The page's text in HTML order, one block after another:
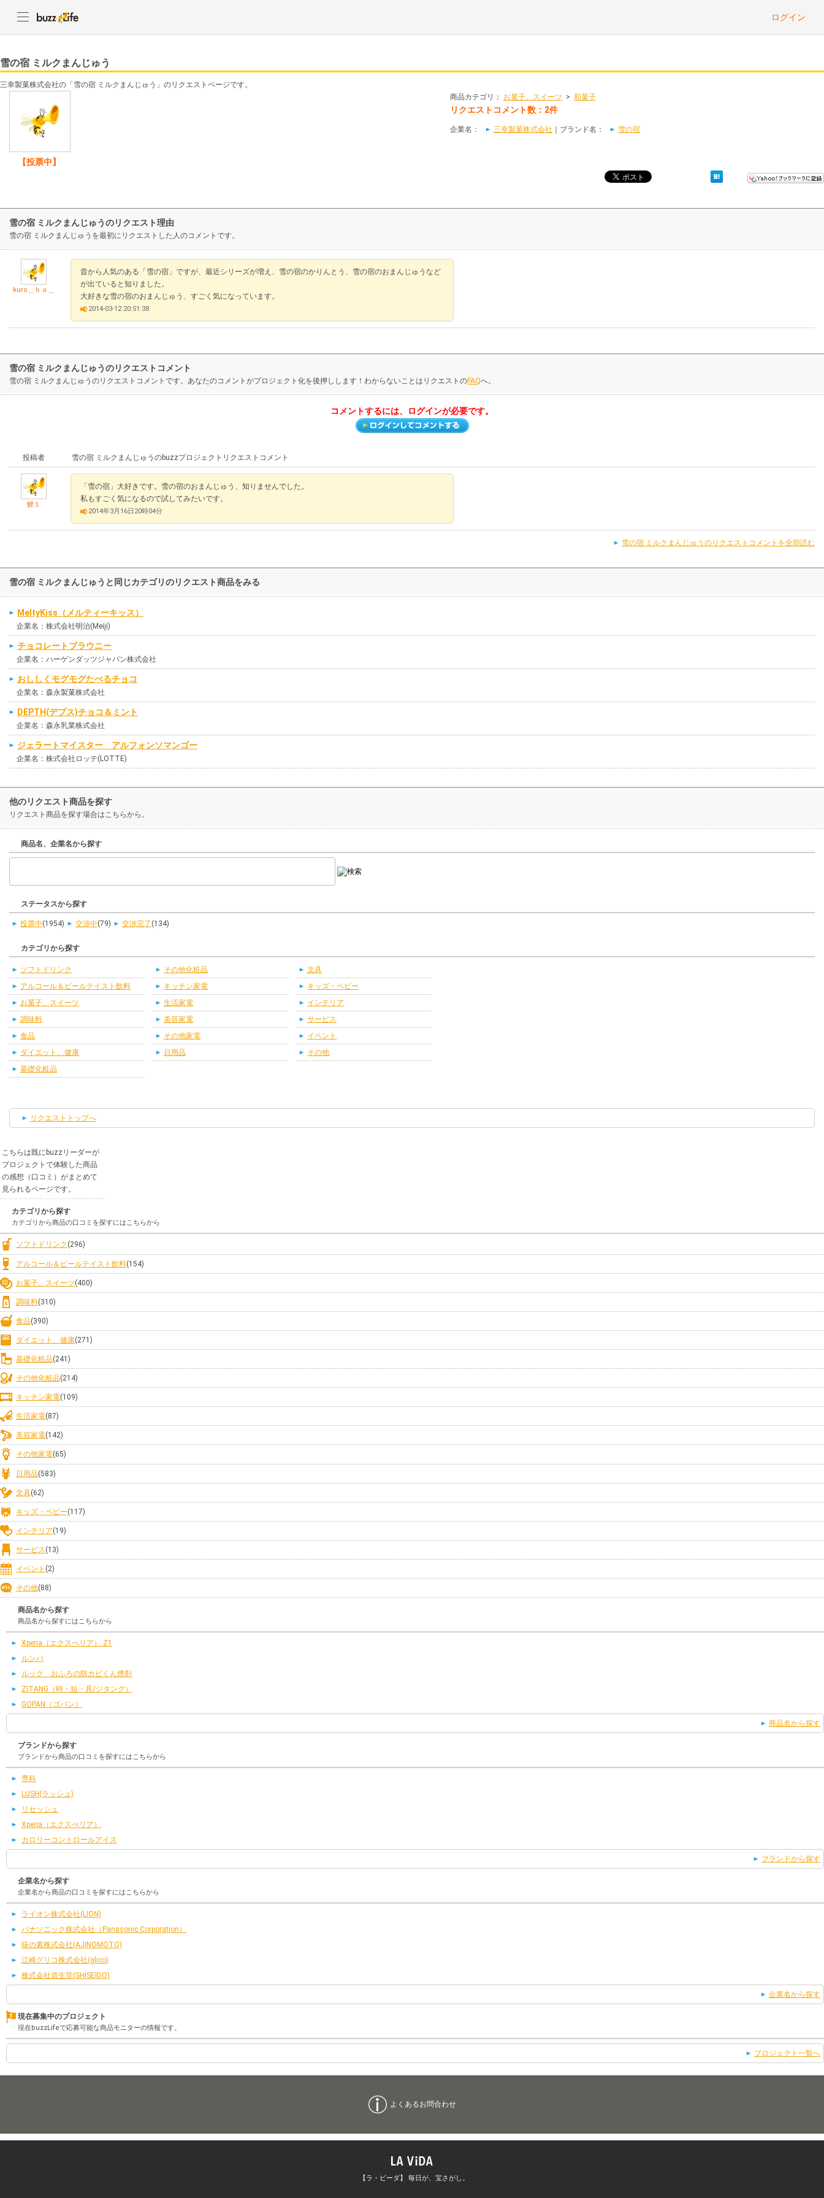
ログイン
雪の宿 ミルクまんじゅう
三幸製菓株式会社の「雪の宿 ミルクまんじゅう」のリクエストページです。
【投票中】
商品カテゴリ： お菓子、スイーツ > 和菓子
リクエストコメント数：2件
企業名： 三幸製菓株式会社 ｜ブランド名： 雪の宿
雪の宿 ミルクまんじゅうのリクエスト理由
雪の宿 ミルクまんじゅうを最初にリクエストした人のコメントです。
kuro＿ｂａ＿
昔から人気のある「雪の宿」ですが、最近シリーズが増え、雪の宿のかりんとう、雪の宿のおまんじゅうなど
が出ていると知りました。
大好きな雪の宿のおまんじゅう、すごく気になっています。
2014-03-12 20:51:38
雪の宿 ミルクまんじゅうのリクエストコメント
雪の宿 ミルクまんじゅうのリクエストコメントです。あなたのコメントがプロジェクト化を後押しします！わからないことはリクエストのFAQへ。
コメントするには、ログインが必要です。
投稿者 雪の宿 ミルクまんじゅうのbuzzプロジェクトリクエストコメント
鯉１
「雪の宿」大好きです。雪の宿のおまんじゅう、知りませんでした。
私もすごく気になるので試してみたいです。
2014年3月16日20時04分
雪の宿 ミルクまんじゅうのリクエストコメントを全部読む
雪の宿 ミルクまんじゅうと同じカテゴリのリクエスト商品をみる
MeltyKiss（メルティーキッス）
企業名：株式会社明治(Meiji)
チョコレートブラウニー
企業名：ハーゲンダッツジャパン株式会社
おししくモグモグたべるチョコ
企業名：森永製菓株式会社
DEPTH(デプス)チョコ＆ミント
企業名：森永乳業株式会社
ジェラートマイスター アルフォンソマンゴー
企業名：株式会社ロッテ(LOTTE)
他のリクエスト商品を探す
リクエスト商品を探す場合はこちらから。
商品名、企業名から探す
ステータスから探す
投票中(1954) 交渉中(79) 交渉完了 (134)
カテゴリから探す
ソフトドリンク
アルコール＆ビールテイスト飲料
お菓子、スイーツ
調味料
食品
ダイエット、健康
基礎化粧品
その他化粧品
キッチン家電
生活家電
美容家電
その他家電
日用品
文具
キッズ・ベビー
インテリア
サービス
イベント
その他
リクエストトップへ
こちらは既にbuzzリーダーが
プロジェクトで体験した商品
の感想（口コミ）がまとめて
見られるページです。
カテゴリから探す
カテゴリから商品の口コミを探すにはこちらから
ソフトドリンク (296)
アルコール＆ビールテイスト飲料(154)
お菓子、スイーツ(400)
調味料(310)
食品(390)
ダイエット、健康(271)
基礎化粧品(241)
その他化粧品(214)
キッチン家電(109)
生活家電(87)
美容家電(142)
その他家電(65)
日用品(583)
文具(62)
キッズ・ベビー(117)
インテリア(19)
サービス(13)
イベント (2)
その他(88)
商品名から探す
商品名から探すにはこちらから
Xperia（エクスぺリア） Z1
ルンバ
ルック おふろの防カビくん煙剤
ZITANG（時・短・具/ジタング）
GOPAN（ゴパン）
商品名から探す
ブランドから探す
ブランドから商品の口コミを探すにはこちらから
専科
LUSH(ラッシュ)
リセッシュ
Xperia（エクスぺリア）
カロリーコントロールアイス
ブランドから探す
企業名から探す
企業名から商品の口コミを探すにはこちらから
ライオン株式会社(LION)
パナソニック株式会社（Panasonic Corporation）
味の素株式会社(AJINOMOTO)
江崎グリコ株式会社(glico)
株式会社資生堂(SHISEIDO)
企業名から探す
現在募集中のプロジェクト
現在buzzLifeで応募可能な商品モニターの情報です。
プロジェクト一覧へ
よくあるお問合わせ
【ラ・ビーダ】 毎日が、宝さがし。